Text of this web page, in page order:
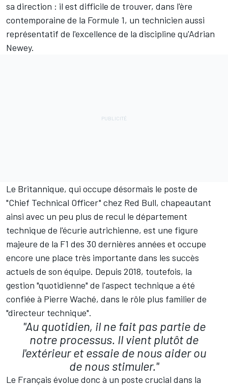
sa direction : il est difficile de trouver, dans l'ère
contemporaine de la Formule 1, un technicien aussi
représentatif de l'excellence de la discipline qu'Adrian
Newey.
Le Britannique, qui occupe désormais le poste de
"Chief Technical Officer" chez Red Bull, chapeautant
ainsi avec un peu plus de recul le département
technique de l'écurie autrichienne, est une figure
majeure de la F1 des 30 dernières années et occupe
encore une place très importante dans les succès
actuels de son équipe. Depuis 2018, toutefois, la
gestion "quotidienne" de l'aspect technique a été
confiée à Pierre Waché, dans le rôle plus familier de
"directeur technique".
"Au quotidien, il ne fait pas partie de
notre processus. Il vient plutôt de
l'extérieur et essaie de nous aider ou
de nous stimuler."
Le Français évolue donc à un poste crucial dans la